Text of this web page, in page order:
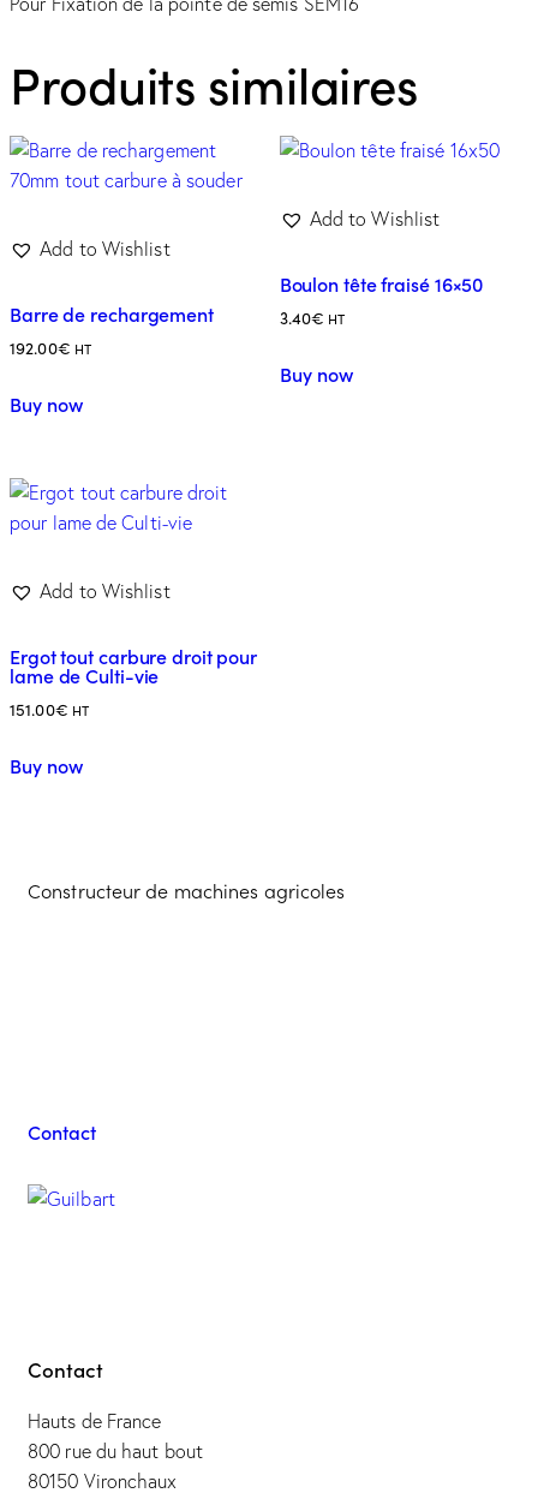
Produits similaires
Add to Wishlist
Barre de rechargement
192.00€ HT
Buy now
Add to Wishlist
Boulon tête fraisé 16×50
3.40€ HT
Buy now
Add to Wishlist
Ergot tout carbure droit pour
lame de Culti-vie
151.00€ HT
Buy now
Constructeur de machines agricoles
Contact
Contact
Hauts de France
800 rue du haut bout
80150 Vironchaux